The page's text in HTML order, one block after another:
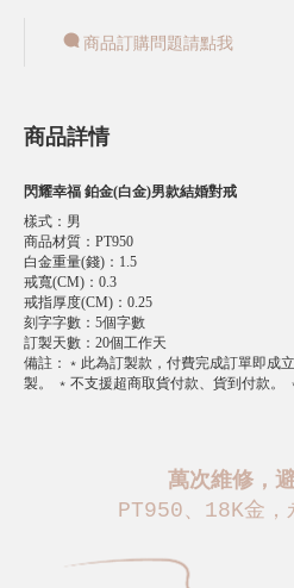
商品訂購問題請點我
商品詳情
閃耀幸福 鉑金(白金)男款結婚對戒
樣式 ： 男
商品材質 ： PT950
白金重量(錢) ： 1.5
戒寬(CM) ： 0.3
戒指厚度(CM) ： 0.25
刻字字數 ： 5個字數
訂製天數 ： 20個工作天
備註 ： ﹡此為訂製款，付費完成訂單即成
製。 ﹡不支援超商取貨付款、貨到付款。
萬次維修，
PT950、18K金，